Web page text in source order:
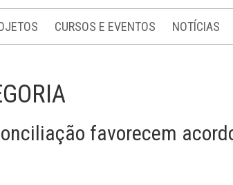
CURSOS E EVENTOS NOTÍCIAS
favorecem